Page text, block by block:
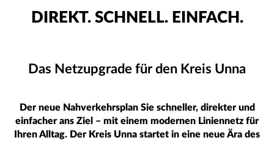
DIREKT. SCHNELL. EINFACH.
Das Netzupgrade für den Kreis Unna
Der neue Nahverkehrsplan Sie schneller, direkter und
einfacher ans Ziel – mit einem modernen Liniennetz für
Ihren Alltag. Der Kreis Unna startet in eine neue Ära des